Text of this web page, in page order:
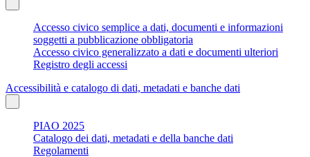
Accesso civico semplice a dati, documenti e informazioni
soggetti a pubblicazione obbligatoria
Accesso civico generalizzato a dati e documenti ulteriori
Registro degli accessi
Accessibilità e catalogo di dati, metadati e banche dati
PIAO 2025
Catalogo dei dati, metadati e della banche dati
Regolamenti